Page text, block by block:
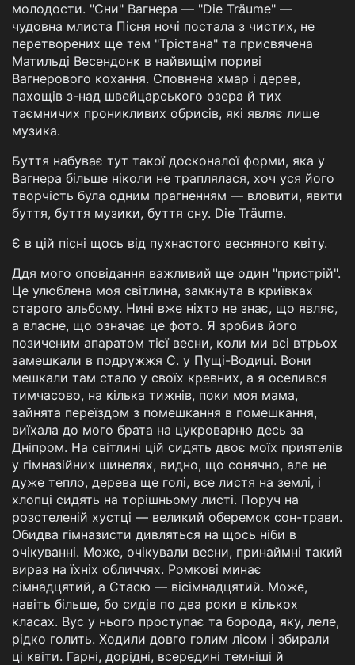
молодости. "Сни" Вагнера — "Die Träume" —
чудовна млиста Пісня ночі постала з чистих, не
перетворених ще тем "Трістана" та присвячена
Матильді Весендонк в найвищім пориві
Вагнерового кохання. Сповнена хмар і дерев,
пахощів з-над швейцарського озера й тих
таємничих проникливих обрисів, які являє лише
музика.
Буття набуває тут такої досконалої форми, яка у
Вагнера більше ніколи не траплялася, хоч уся його
творчість була одним прагненням — вловити, явити
буття, буття музики, буття сну. Die Träume.
Є в цій пісні щось від пухнастого весняного квіту.
Ддя мого оповідання важливий ще один "пристрій".
Це улюблена моя світлина, замкнута в криївках
старого альбому. Нині вже ніхто не знає, що являє,
а власне, що означає це фото. Я зробив його
позиченим апаратом тієї весни, коли ми всі втрьох
замешкали в подружжя С. у Пущі-Водиці. Вони
мешкали там стало у своїх кревних, а я оселився
тимчасово, на кілька тижнів, поки моя мама,
зайнята переїздом з помешкання в помешкання,
виїхала до мого брата на цукроварню десь за
Дніпром. На світлині цій сидять двоє моїх приятелів
у гімназійних шинелях, видно, що сонячно, але не
дуже тепло, дерева ще голі, все листя на землі, і
хлопці сидять на торішньому листі. Поруч на
розстеленій хустці — великий оберемок сон-трави.
Обидва гімназисти дивляться на щось ніби в
очікуванні. Може, очікували весни, принаймні такий
вираз на їхніх обличчях. Ромкові минає
сімнадцятий, а Стасю — вісімнадцятий. Може,
навіть більше, бо сидів по два роки в кількох
класах. Вус у нього проступає та борода, яку, леле,
рідко голить. Ходили довго голим лісом і збирали
ці квіти. Гарні, дорідні, всередині темніші й